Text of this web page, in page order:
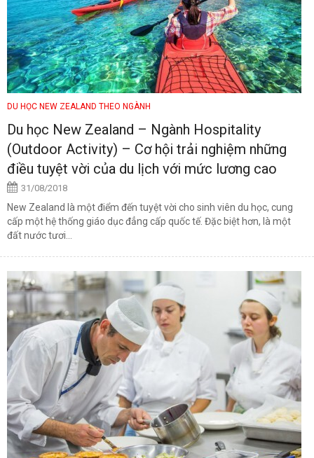
DU HỌC NEW ZEALAND THEO NGÀNH
Du học New Zealand – Ngành Hospitality
(Outdoor Activity) – Cơ hội trải nghiệm những
điều tuyệt vời của du lịch với mức lương cao
31/08/2018
New Zealand là một điểm đến tuyệt vời cho sinh viên du học, cung
cấp một hệ thống giáo dục đẳng cấp quốc tế. Đặc biệt hơn, là một
đất nước tươi...